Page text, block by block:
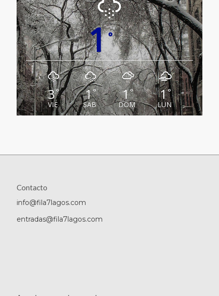
1°
3°
VIE
1°
SAB
1°
DOM
1°
LUN
Contacto
info@fila7lagos.com
entradas@fila7lagos.com